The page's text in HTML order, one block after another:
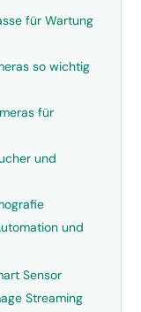
für Wartung
so wichtig
für
und
und
Sensor
Streaming